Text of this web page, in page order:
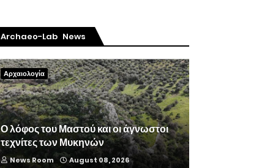
Archaeo-Lab News
Αρχαιολογία
Ο λόφος του Μαστού και οι άγνωστοι
τεχνίτες των Μυκηνών
News Room August 08, 2026